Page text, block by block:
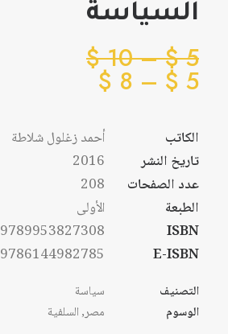
السياسة
5
$
–
10
$نطاق
خلال
5
$
–
8
$
من
خلال
الكاتب
أحمد زغلول شلاطة
تاريخ النشر
2016
عدد الصفحات
208
الطبعة
الأولى
ISBN
9789953827308
E-ISBN
9786144982785
التصنيف
سياسة
الوسوم
مصر,السلفية